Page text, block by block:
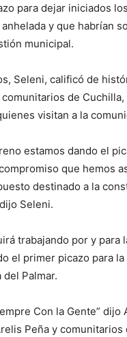
para dejar iniciados
y que habrían
municipal.
Seleni, calificó de
de
visitan a la
estamos dando el
que hemos
destinado a la
Seleni.
trabajando por y para
el primer picazo para
Palmar.
Con la Gente”
Peña y